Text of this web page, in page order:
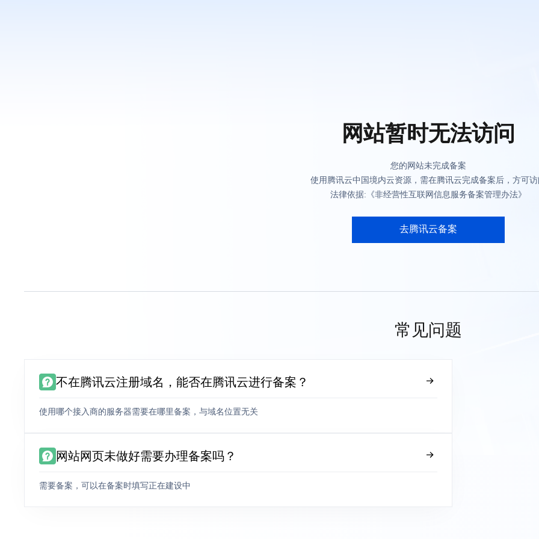
网站暂时无法访问
您的网站未完成备案
使用腾讯云中国境内云资源，需在腾讯云完成备案后，方可
法律依据:《非经营性互联网信息服务备案管理办法》
去腾讯云备案
常见问题
不在腾讯云注册域名，能否在腾讯云进行备案？
使用哪个接入商的服务器需要在哪里备案，与域名位置无关
网站网页未做好需要办理备案吗？
需要备案，可以在备案时填写正在建设中